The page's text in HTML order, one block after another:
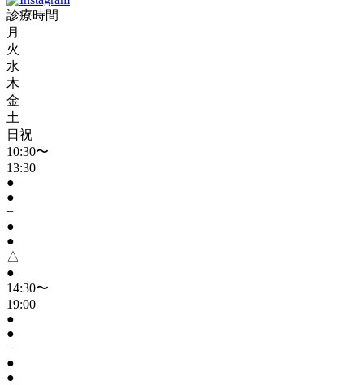
診療時間
月
火
水
木
金
土
日祝
10:30〜
13:30
●
●
−
●
●
△
●
14:30〜
19:00
●
●
−
●
●